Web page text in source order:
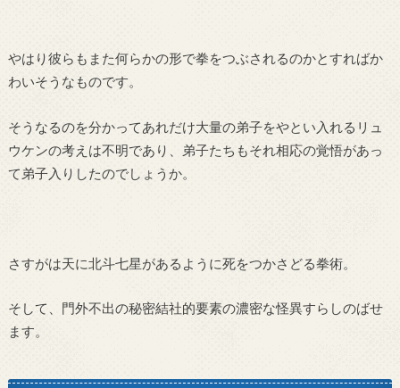
やはり彼らもまた何らかの形で拳をつぶされるのかとすればか
わいそうなものです。
そうなるのを分かってあれだけ大量の弟子をやとい入れるリュ
ウケンの考えは不明であり、弟子たちもそれ相応の覚悟があっ
て弟子入りしたのでしょうか。
さすがは天に北斗七星があるように死をつかさどる拳術。
そして、門外不出の秘密結社的要素の濃密な怪異すらしのばせ
ます。